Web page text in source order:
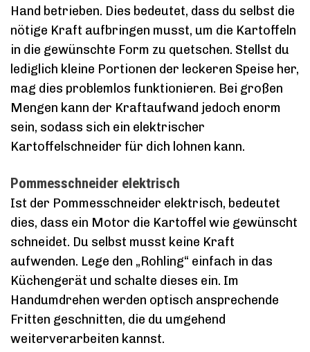
Hand betrieben. Dies bedeutet, dass du selbst die
nötige Kraft aufbringen musst, um die Kartoffeln
in die gewünschte Form zu quetschen. Stellst du
lediglich kleine Portionen der leckeren Speise her,
mag dies problemlos funktionieren. Bei großen
Mengen kann der Kraftaufwand jedoch enorm
sein, sodass sich ein elektrischer
Kartoffelschneider für dich lohnen kann.
Pommesschneider elektrisch
Ist der Pommesschneider elektrisch, bedeutet
dies, dass ein Motor die Kartoffel wie gewünscht
schneidet. Du selbst musst keine Kraft
aufwenden. Lege den „Rohling“ einfach in das
Küchengerät und schalte dieses ein. Im
Handumdrehen werden optisch ansprechende
Fritten geschnitten, die du umgehend
weiterverarbeiten kannst.